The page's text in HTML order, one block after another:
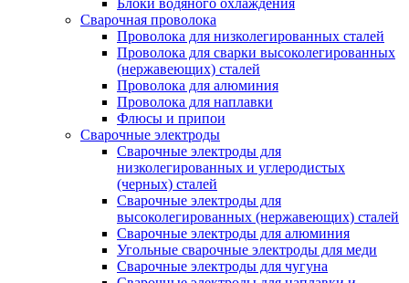
Блоки водяного охлаждения
Сварочная проволока
Проволока для низколегированных сталей
Проволока для сварки высоколегированных
(нержавеющих) сталей
Проволока для алюминия
Проволока для наплавки
Флюсы и припои
Сварочные электроды
Сварочные электроды для
низколегированных и углеродистых
(черных) сталей
Сварочные электроды для
высоколегированных (нержавеющих) сталей
Сварочные электроды для алюминия
Угольные сварочные электроды для меди
Сварочные электроды для чугуна